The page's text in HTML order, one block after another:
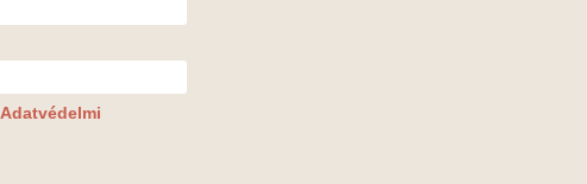
Adatvédelmi